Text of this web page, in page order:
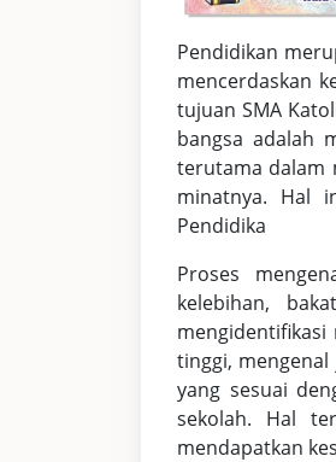
Pendidikan
mencerdaskan
tujuan SMA
bangsa adalah
terutama dalam
minatnya. Hal
Pendidika
Proses
kelebihan,
mengidentifikasi
tinggi,
yang sesuai
sekolah. Hal
mendapatkan